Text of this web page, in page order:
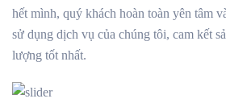
hết mình, quý khách hoàn toàn yên tâm
sử dụng dịch vụ của chúng tôi, cam kết
lượng tốt nhất.